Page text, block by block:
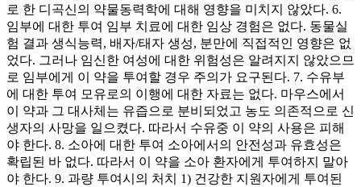
로 한 디곡신의 약물동력학에 대해 영향을 미치지 않았다. 6.
임부에 대한 투여 임부 치료에 대한 임상 경험은 없다. 동물실
험 결과 생식능력, 배자/태자 생성, 분만에 직접적인 영향은 없
었다. 그러나 임신한 여성에 대한 위험성은 알려지지 않았으므
로 임부에게 이 약을 투여할 경우 주의가 요구된다. 7. 수유부
에 대한 투여 모유로의 이행에 대한 자료는 없다. 마우스에서
이 약과 그 대사체는 유즙으로 분비되었고 농도 의존적으로 신
생자의 사망을 일으켰다. 따라서 수유중 이 약의 사용은 피해
야 한다. 8. 소아에 대한 투여 소아에서의 안전성과 유효성은
확립된 바 없다. 따라서 이 약을 소아 환자에게 투여하지 말아
야 한다. 9. 과량 투여시의 처치 1) 건강한 지원자에게 투여된